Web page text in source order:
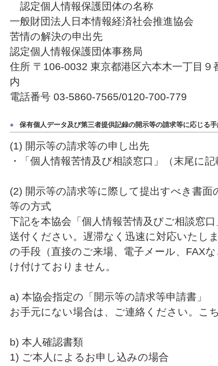
認定個人情報保護団体の名称
一般財団法人日本情報経済社会推進協会
苦情の解決の申出先
認定個人情報保護団体事務局
住所 〒106-0032 東京都港区六本木一丁目
内
電話番号 03-5860-7565/0120-700-779
● 保有個人データ及び第三者提供記録の開示等の請求等に応じる
(1) 開示等の請求等の申し出先
・「個人情報苦情及び相談窓口」（末尾に記
(2) 開示等の請求等に際して提出すべき書面
等の方式
下記を本協会「個人情報苦情及びご相談窓
送付ください。遅滞なく迅速に対応いたし
の手段（直接のご来場、電子メール、FAX
け付けておりません。
a) 本協会指定の「開示等の請求等申請書」
お手元にない場合は、ご連絡ください。こ
b) 本人確認書類
1) ご本人によるお申し込みの場合